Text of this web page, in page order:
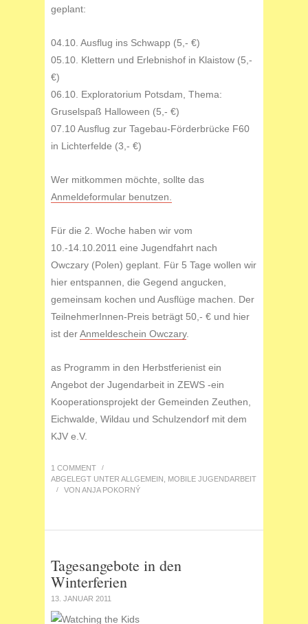
geplant:
04.10. Ausflug ins Schwapp (5,- €)
05.10. Klettern und Erlebnishof in Klaistow (5,-
€)
06.10. Exploratorium Potsdam, Thema:
Gruselspaß Halloween (5,- €)
07.10 Ausflug zur Tagebau-Förderbrücke F60
in Lichterfelde (3,- €)
Wer mitkommen möchte, sollte das
Anmeldeformular benutzen.
Für die 2. Woche haben wir vom
10.-14.10.2011 eine Jugendfahrt nach
Owczary (Polen) geplant. Für 5 Tage wollen wir
hier entspannen, die Gegend angucken,
gemeinsam kochen und Ausflüge machen. Der
TeilnehmerInnen-Preis beträgt 50,- € und hier
ist derAnmeldeschein Owczary.
as Programm in den Herbstferienist ein
Angebot der Jugendarbeit in ZEWS -ein
Kooperationsprojekt der Gemeinden Zeuthen,
Eichwalde, Wildau und Schulzendorf mit dem
KJV e.V.
1 COMMENT /
ABGELEGT UNTER ALLGEMEIN MOBILE JUGENDARBEIT
/ VON ANJA POKORNÝ
Tagesangebote in den
Winterferien
13. JANUAR 2011